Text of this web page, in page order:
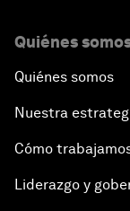
Quiénes
Quiénes somos
Nuestra
Cómo
Liderazgo y